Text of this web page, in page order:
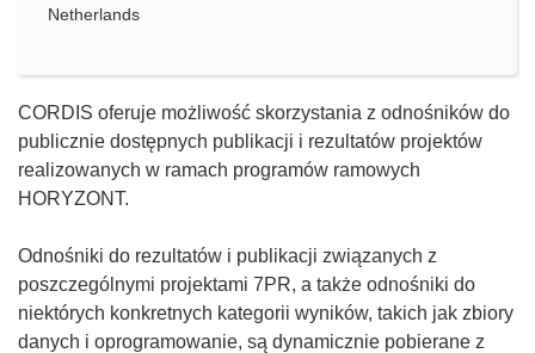
Netherlands
CORDIS oferuje możliwość skorzystania z odnośników do
publicznie dostępnych publikacji i rezultatów projektów
realizowanych w ramach programów ramowych
HORYZONT.
Odnośniki do rezultatów i publikacji związanych z
poszczególnymi projektami 7PR, a także odnośniki do
niektórych konkretnych kategorii wyników, takich jak zbiory
danych i oprogramowanie, są dynamicznie pobierane z